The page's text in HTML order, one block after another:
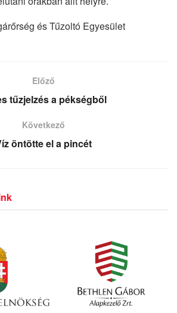
és Tűzoltó Egyesület
Előző
tűzjelzés a pékségből
Következő
öntötte el a pincét